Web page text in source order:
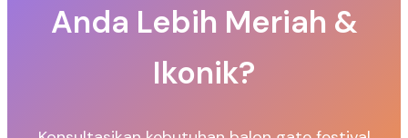
Anda Lebih Meriah &
Ikonik?